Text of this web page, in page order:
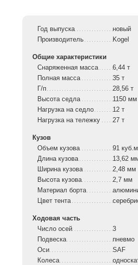
Год выпуска
новый
Производитель
Kogel
Общие характеристики
Снаряженная масса
6,44 т
Полная масса
35 т
Г/п
28,56 т
Высота седла
1150 мм
Нагрузка на седло
12 т
Нагрузка на тележку
27 т
Кузов
Объем кузова
91 куб.м
Длина кузова
13,62
Ширина кузова
2,48 мм
Высота кузова
2,7 мм
Материал борта
Цвет тента
Ходовая часть
Число осей
3
Подвеска
пневмо
Оси
SAF
Колеса